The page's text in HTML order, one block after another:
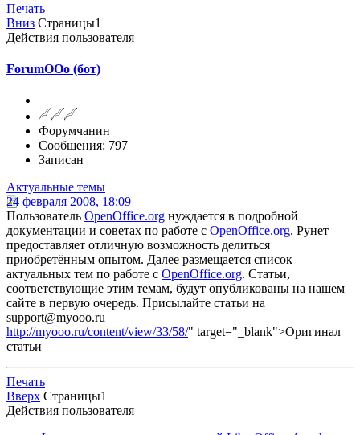
Печать
Вниз Страницы1
Действия пользователя
ForumOOo (бот)
Форумчанин
Сообщения: 797
Записан
Актуальные темы
24 февраля 2008, 18:09
Пользователь OpenOffice.org нуждается в подробной
документации и советах по работе с OpenOffice.org. Рунет
предоставляет отличную возможность делиться
приобретённым опытом. Далее размещается список
актуальных тем по работе с OpenOffice.org. Статьи,
соответствующие этим темам, будут опубликованы на нашем
сайте в первую очередь. Присылайте статьи на
support@myooo.ru
http://myooo.ru/content/view/33/58/" target="_blank">Оригинал
статьи
Печать
Вверх Страницы1
Действия пользователя